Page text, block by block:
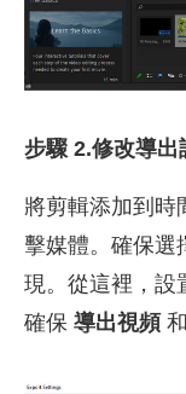
步驟 2.修改導出
將剪輯添加到時
擊媒體。確保選
現。從這裡，設
確保 導出視頻和